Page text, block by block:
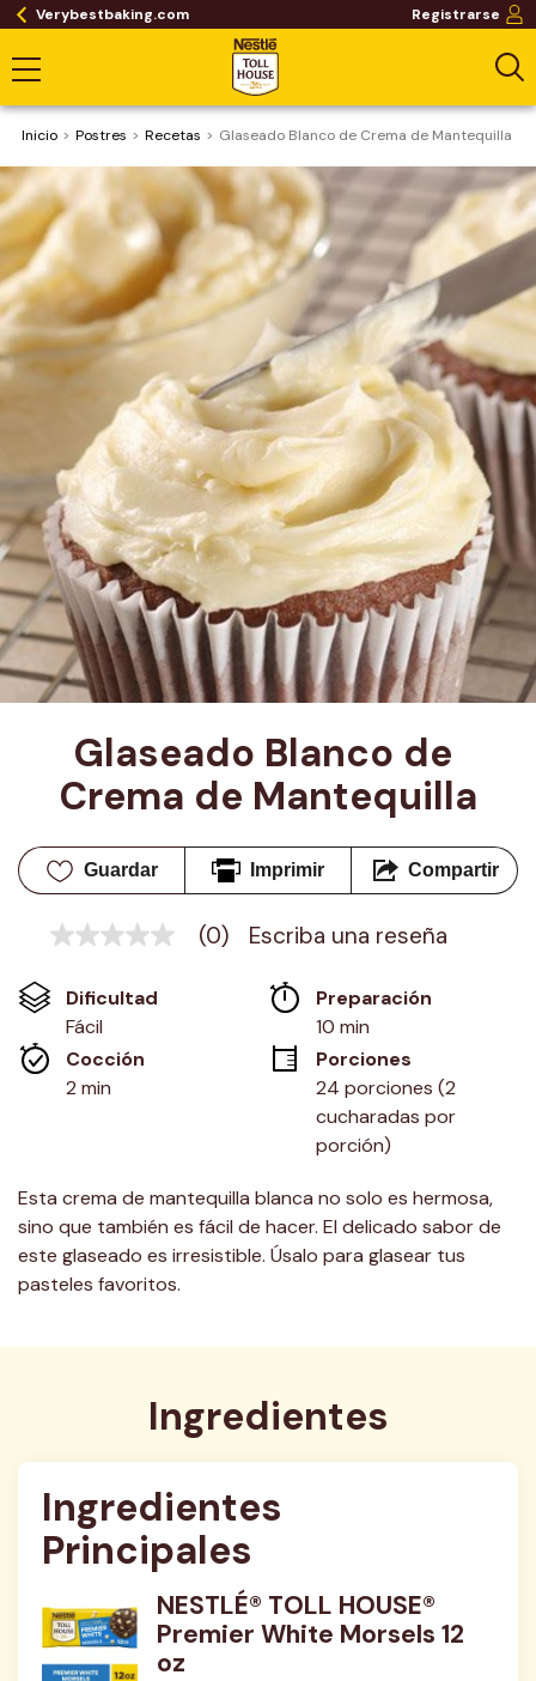
Verybestbaking.com Registrarse
Inicio Postres Recetas Glaseado Blanco de Crema de Mantequilla
Glaseado Blanco de
Crema de Mantequilla
Guardar Imprimir Compartir
Sin
en
misma
página.
(0) Escriba una reseña
Dificultad
Fácil
Preparación
10 min
Cocción
2 min
Porciones
24 porciones (2
cucharadas por
porción)
Esta crema de mantequilla blanca no solo es hermosa,
sino que también es fácil de hacer. El delicado sabor de
este glaseado es irresistible. Úsalo para glasear tus
pasteles favoritos.
Ingredientes
Ingredientes
Principales
NESTLÉ® TOLL HOUSE®
Premier White Morsels 12
oz